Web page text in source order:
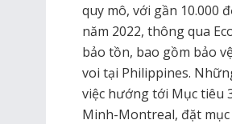
quy mô, với gần 10.000
năm 2022, thông qua
bảo tồn, bao gồm bảo
voi tại Philippines.
việc hướng tới Mục tiêu
Minh-Montreal, đặt